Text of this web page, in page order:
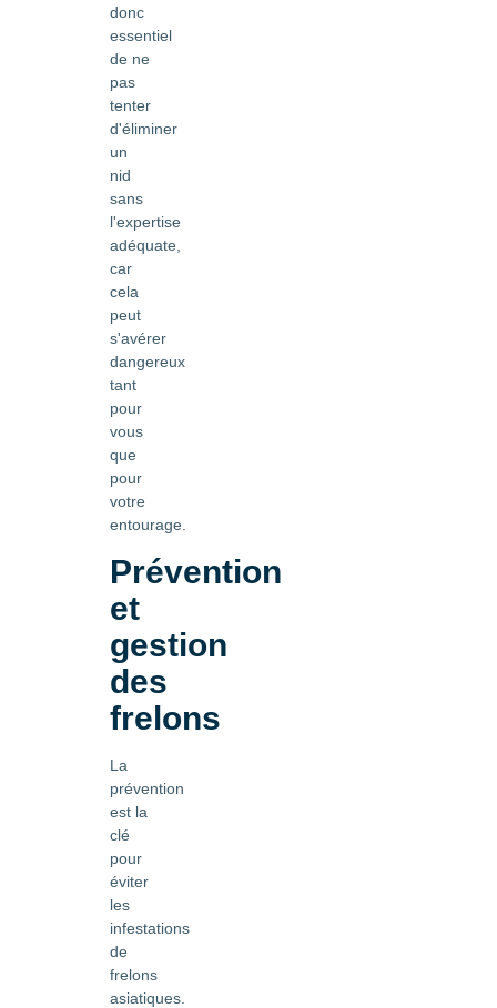
donc
essentiel
de ne
pas
tenter
d'éliminer
un
nid
sans
l'expertise
adéquate,
car
cela
peut
s'avérer
dangereux
tant
pour
vous
que
pour
votre
entourage.
Prévention
et
gestion
des
frelons
La
prévention
est la
clé
pour
éviter
les
infestations
de
frelons
asiatiques.